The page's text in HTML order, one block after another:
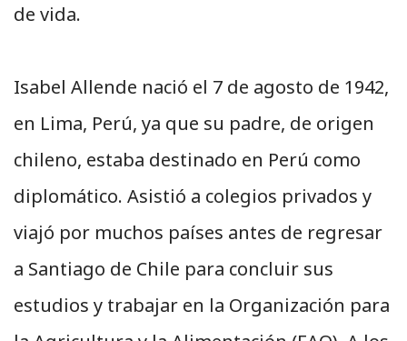
de vida.
Isabel Allende nació el 7 de agosto de 1942,
en Lima, Perú, ya que su padre, de origen
chileno, estaba destinado en Perú como
diplomático. Asistió a colegios privados y
viajó por muchos países antes de regresar
a Santiago de Chile para concluir sus
estudios y trabajar en la Organización para